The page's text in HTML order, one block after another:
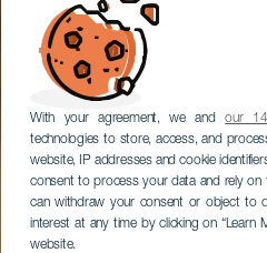
With your agreement, we andour
technologies to store, access, and
website, IP addresses and cookie
consent to process your data and rely on
can withdraw your consent or object to
interest at any time by clicking on “Learn
website.